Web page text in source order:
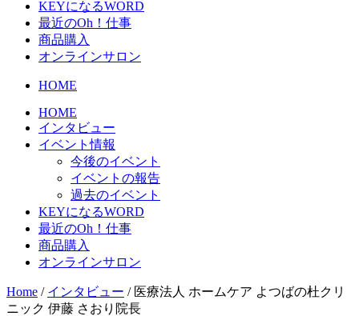
KEYになるWORD
最近のOh！仕事
商品購入
オンラインサロン
HOME
HOME
インタビュー
イベント情報
今後のイベント
イベントの報告
過去のイベント
KEYになるWORD
最近のOh！仕事
商品購入
オンラインサロン
Home / インタビュー / 医療法人 ホームケア よつばの杜クリ
ニック 伊藤 さおり院長